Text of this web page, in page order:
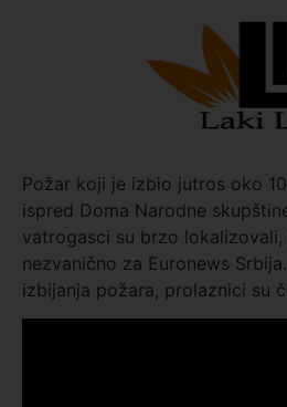
Požar koji je izbio jutros oko
ispred Doma Narodne
vatrogasci su brzo
nezvanično za Euronews
izbijanja požara, prolaznici su